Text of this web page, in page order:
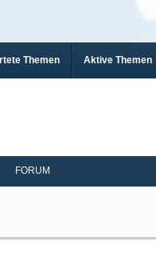
Themen Aktive Themen
FORUM